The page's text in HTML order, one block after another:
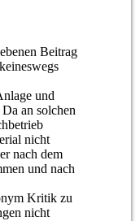
Beitrag
und
an solchen
nicht
nach dem
und nach
Kritik zu
nicht